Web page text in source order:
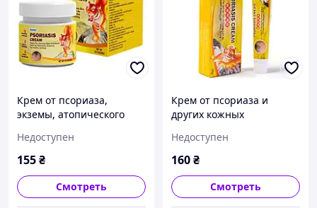
Крем от псориаза,
экземы, атопического
Psoriasis Cream, 20 г
Недоступен
155₴
Смотреть
Крем от псориаза и
других кожных
Psoriasis Cream 20 грамм
Недоступен
160₴
Смотреть